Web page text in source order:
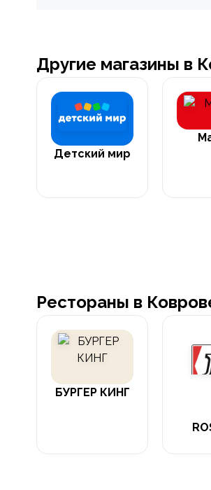
Другие магазины в
Детский мир
Рестораны в
БУРГЕР КИНГ